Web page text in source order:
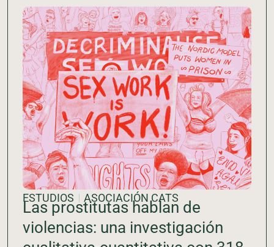
ESTUDIOS ASOCIACIÓN CATS
Las prostitutas hablan de
violencias: una investigación